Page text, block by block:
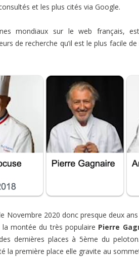
et les plus cités via Google.
mondiaux sur le web français,
de recherche qu’il est le plus facile
Novembre 2020 donc presque deux
la montée du très populaire Pierre
dernières places à 5ème du
la première place elle gravite au